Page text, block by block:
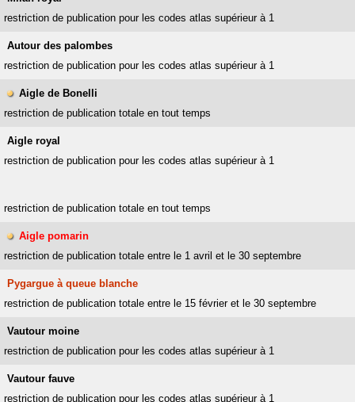
restriction de publication pour les codes atlas supérieur à 1
Autour des palombes
restriction de publication pour les codes atlas supérieur à 1
Aigle de Bonelli
restriction de publication totale en tout temps
Aigle royal
restriction de publication pour les codes atlas supérieur à 1
restriction de publication totale en tout temps
Aigle pomarin
restriction de publication totale entre le 1 avril et le 30 septembre
Pygargue à queue blanche
restriction de publication totale entre le 15 février et le 30 septembre
Vautour moine
restriction de publication pour les codes atlas supérieur à 1
Vautour fauve
restriction de publication pour les codes atlas supérieur à 1